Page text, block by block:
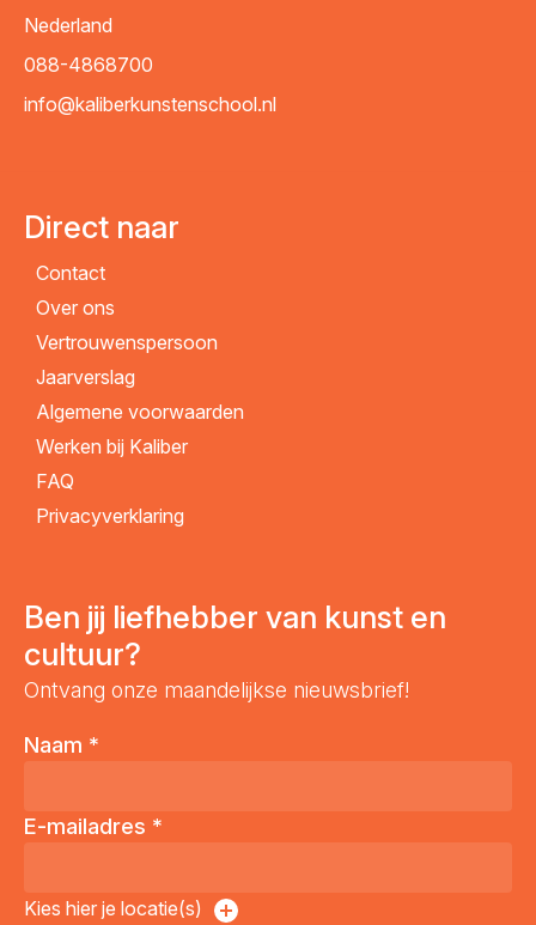
Nederland
088-4868700
info@kaliberkunstenschool.nl
Direct naar
Contact
Over ons
Vertrouwenspersoon
Jaarverslag
Algemene voorwaarden
Werken bij Kaliber
FAQ
Privacyverklaring
Ben jij liefhebber van kunst en
cultuur?
Ontvang onze maandelijkse nieuwsbrief!
Naam *
E-mailadres *
Kies hier je locatie(s)